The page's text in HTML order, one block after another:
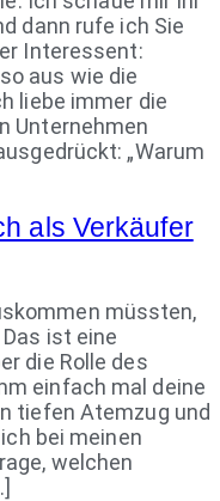
dann rufe ich Sie
Interessent:
aus wie die
liebe immer die
Unternehmen
„Warum
als Verkäufer
müssten,
ist eine
die Rolle des
einfach mal deine
tiefen Atemzug und
bei meinen
welchen